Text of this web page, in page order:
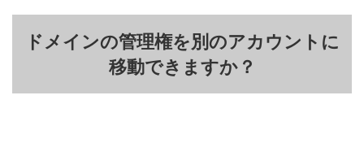
ドメインの管理権を別のアカウントに
移動できますか？